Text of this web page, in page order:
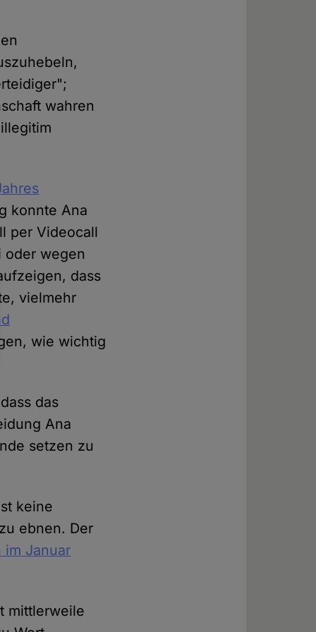
wahren
konnte Ana
per Videocall
oder wegen
dass
vielmehr
wie wichtig
das
Ana
setzen zu
keine
ebnen. Der
im Januar
mittlerweile